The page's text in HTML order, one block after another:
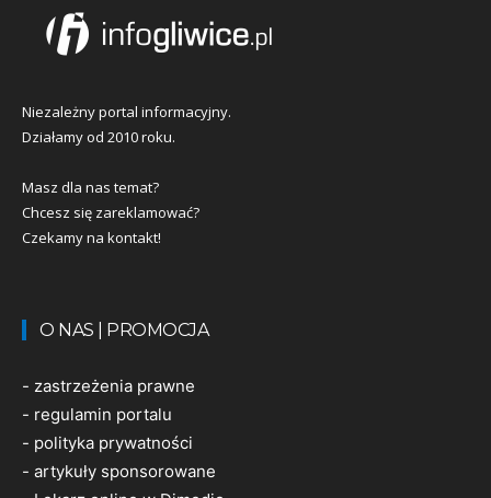
Niezależny portal informacyjny.
Działamy od 2010 roku.
Masz dla nas temat?
Chcesz się zareklamować?
Czekamy na kontakt!
O NAS | PROMOCJA
- zastrzeżenia prawne
- regulamin portalu
- polityka prywatności
- artykuły sponsorowane